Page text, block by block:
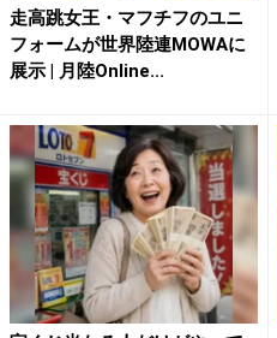
走高跳女王・マフチフのユニ
フォームが世界陸連MOWAに
展示 | 月陸Online...